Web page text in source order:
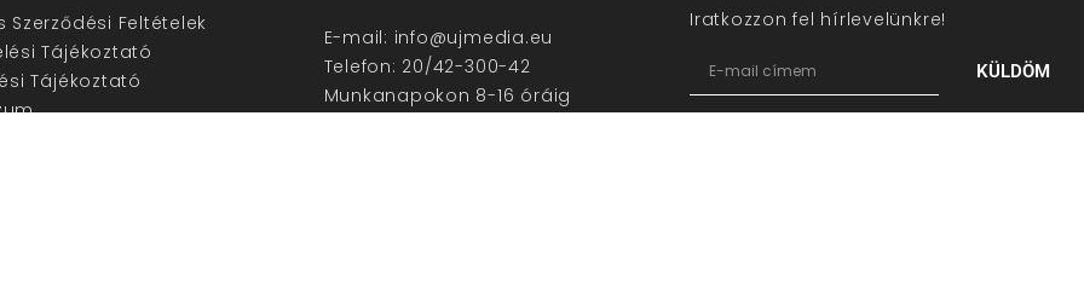
Szerződési Feltételek
Tájékoztató
Tájékoztató
E-mail: info@ujmedia.eu
Telefon: 20/42-300-42
Munkanapokon 8-16 óráig
Iratkozzon fel hírlevelünkre!
KÜLDÖM